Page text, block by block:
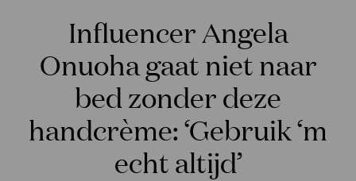
Influencer Angela
Onuoha gaat niet naar
bed zonder deze
handcrème: ‘Gebruik ‘m
echt altijd’